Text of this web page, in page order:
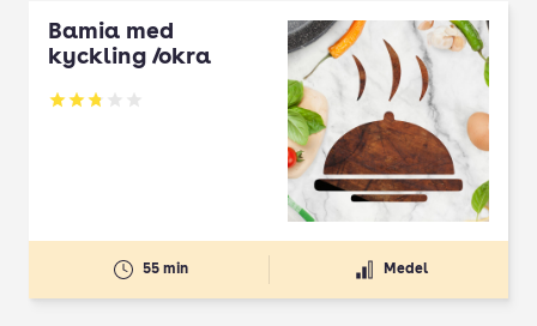
Bamia med
kyckling /okra
Betyg: 2.81 av 5
55 min Medel